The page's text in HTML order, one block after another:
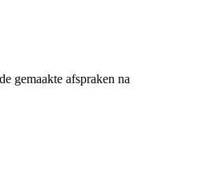
gemaakte afspraken na